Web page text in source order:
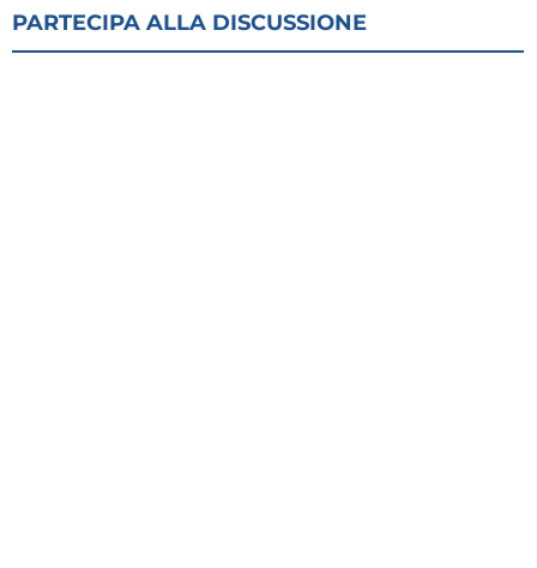
PARTECIPA ALLA DISCUSSIONE